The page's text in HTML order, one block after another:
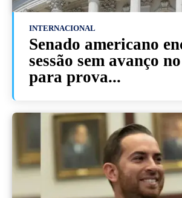
INTERNACIONAL
Senado americano
sessão sem avanço
para prova...